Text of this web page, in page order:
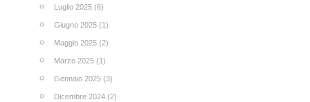
Luglio 2025 (6)
Giugno 2025 (1)
Maggio 2025 (2)
Marzo 2025 (1)
Gennaio 2025 (3)
Dicembre 2024 (2)